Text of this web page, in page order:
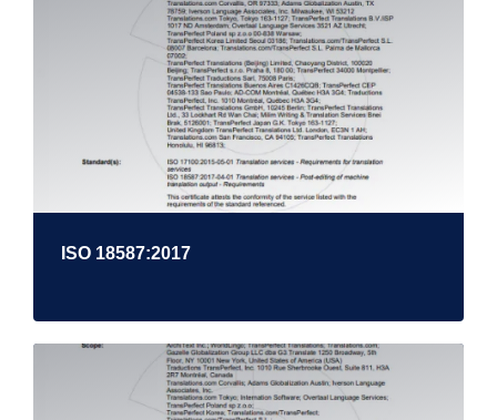
ISO 18587:2017